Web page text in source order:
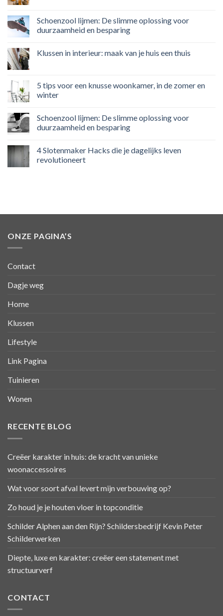
Schoenzool lijmen: De slimme oplossing voor
duurzaamheid en besparing
Klussen in interieur: maak van je huis een thuis
5 tips voor een knusse woonkamer, in de zomer en
winter
Schoenzool lijmen: De slimme oplossing voor
duurzaamheid en besparing
4 Slotenmaker Hacks die je dagelijks leven
revolutioneert
ONZE PAGINA’S
Contact
Dagje weg
Home
Klussen
Lifestyle
Link Pagina
Tuinieren
Wonen
RECENTE BLOG
Creëer karakter in huis: de kracht van unieke
woonaccessoires
Wat voor soort afval levert mijn verbouwing op?
Zo houd je je houten vloer in topconditie
Schilder Alphen aan den Rijn? Schildersbedrijf Kevin Peter
Schilderwerken
Diepte, luxe en karakter: creëer een statement met
structuurverf
CONTACT